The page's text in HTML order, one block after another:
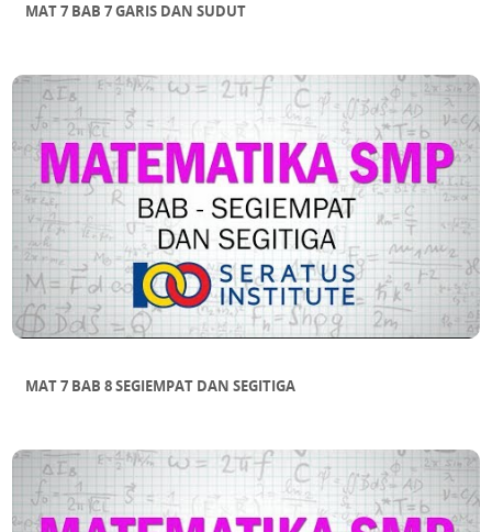
MAT 7 BAB 7 GARIS DAN SUDUT
MAT 7 BAB 8 SEGIEMPAT DAN SEGITIGA